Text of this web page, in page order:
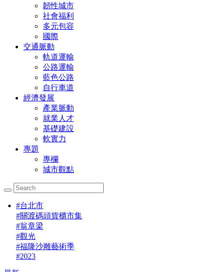
韌性城市
社會福利
多元包容
國際
交通脈動
軌道運輸
公路運輸
藍色公路
自行車道
經濟發展
產業脈動
就業人才
基礎建設
軟實力
專題
專欄
城市觀點
#台北市
#關渡碼頭貨櫃市集
#翁章梁
#觀光
#福隆沙雕藝術季
#2023